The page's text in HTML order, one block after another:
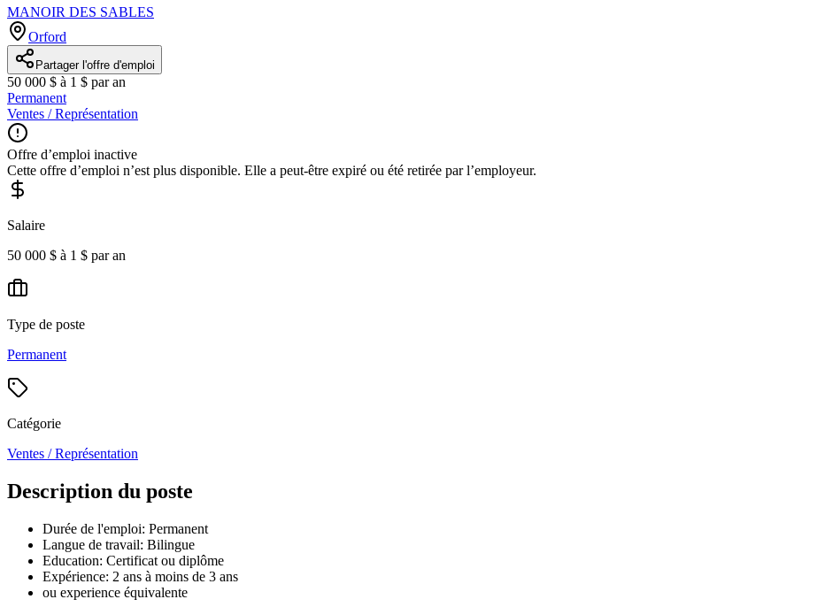
MANOIR DES SABLES
Orford
Partager l'offre d'emploi
50 000 $ à 1 $ par an
Permanent
Ventes / Représentation
Offre d’emploi inactive
Cette offre d’emploi n’est plus disponible. Elle a peut-être expiré ou été retirée par l’employeur.
Salaire
50 000 $ à 1 $ par an
Type de poste
Permanent
Catégorie
Ventes / Représentation
Description du poste
Durée de l'emploi: Permanent
Langue de travail: Bilingue
Education: Certificat ou diplôme
Expérience: 2 ans à moins de 3 ans
ou experience équivalente